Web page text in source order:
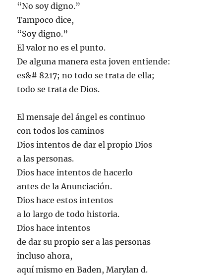
“No soy digno.”
Tampoco dice,
“Soy digno.”
El valor no es el punto.
De alguna manera esta joven entiende:
es&# 8217; no todo se trata de ella;
todo se trata de Dios.
El mensaje del ángel es continuo
con todos los caminos
Dios intentos de dar el propio Dios
a las personas.
Dios hace intentos de hacerlo
antes de la Anunciación.
Dios hace estos intentos
a lo largo de todo historia.
Dios hace intentos
de dar su propio ser a las personas
incluso ahora,
aquí mismo en Baden, Marylan d.